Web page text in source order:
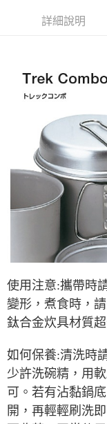
每筆NT$60，滿
付款後7-11取貨
每筆NT$60，滿
每筆NT$80，滿
離島宅配
每筆NT$80，滿
付款後門市自取
詳細說明
使用注意:攜帶時
變形，煮食時，
鈦合金炊具材質
如何保養:清洗時
少許洗碗精，用
可。若有沾黏鍋
開，再輕輕刷洗